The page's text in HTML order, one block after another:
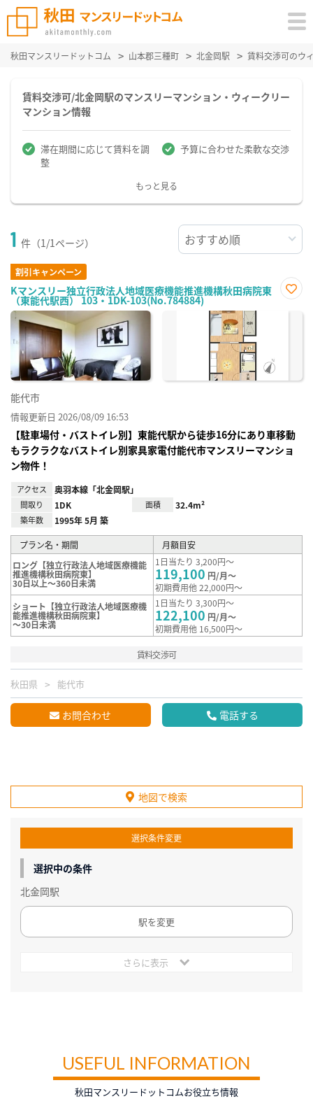
秋田マンスリードットコム 山本郡三種町 北金岡駅 賃料交渉可のウ
賃料交渉可/北金岡駅のマンスリーマンション・ウィークリー
マンション情報
滞在期間に応じて賃料を調
整
予算に合わせた柔軟な交渉
もっと見る
1 件（1/1ページ）
割引キャンペーン
Kマンスリー独立行政法人地域医療機能推進機構秋田病院東
（東能代駅西） 103・1DK-103(No.784884)
に入
能代市
情報更新日 2026/08/09 16:53
【駐車場付・バストイレ別】東能代駅から徒歩16分にあり車移動
もラクラクなバストイレ別家具家電付能代市マンスリーマンショ
ン物件！
アクセス 奥羽本線「北金岡駅」
間取り 1DK 面積 32.4m²
築年数 1995年 5月 築
プラン名・期間
月額目安
ロング【独立行政法人地域医療機能
推進機構秋田病院東】
30日以上～360日未満
1日当たり 3,200円～
119,100 円/月～
初期費用他 22,000円～
ショート【独立行政法人地域医療機
能推進機構秋田病院東】
～30日未満
1日当たり 3,300円～
122,100 円/月～
初期費用他 16,500円～
賃料交渉可
秋田県 能代市
お問合わせ 電話する
地図で検索
選択条件変更
選択中の条件
北金岡駅
駅を変更
さらに表示
USEFUL INFORMATION
秋田マンスリードットコムお役立ち情報